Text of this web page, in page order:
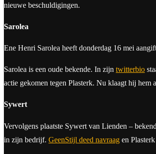
nieuwe beschuldigingen.
Sarolea
Ene Henri Sarolea heeft donderdag 16 mei
Sarolea is een oude bekende. In zijn twitterbio
actie gekomen tegen Plasterk. Nu klaagt hij hem
Sywert
Vervolgens plaatste Sywert van Lienden –
in zijn bedrijf. GeenStijl deed navraag en